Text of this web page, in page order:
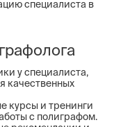
специалиста в
у специалиста,
качественных
курсы и тренинги
с полиграфом.